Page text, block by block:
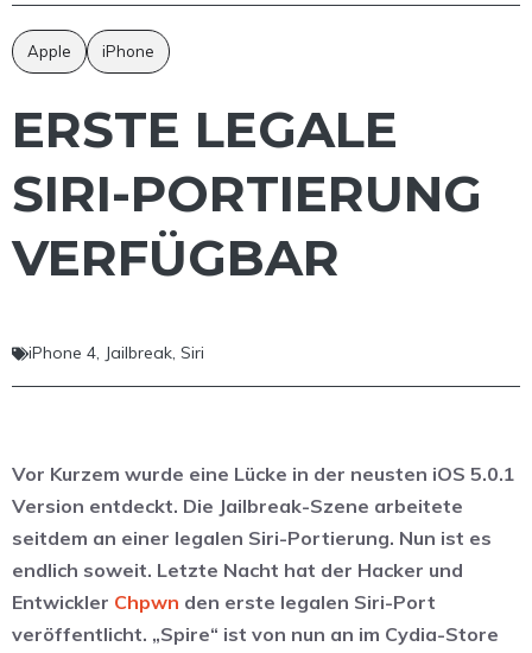
Apple iPhone
ERSTE LEGALE
SIRI-PORTIERUNG
VERFÜGBAR
iPhone 4, Jailbreak, Siri
Vor Kurzem wurde eine Lücke in der neusten iOS 5.0.1
Version entdeckt. Die Jailbreak-Szene arbeitete
seitdem an einer legalen Siri-Portierung. Nun ist es
endlich soweit. Letzte Nacht hat der Hacker und
Entwickler Chpwn den erste legalen Siri-Port
veröffentlicht. „Spire“ ist von nun an im Cydia-Store